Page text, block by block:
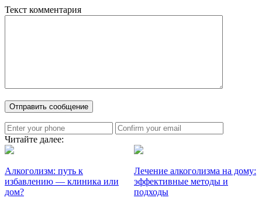
Текст комментария
Читайте далее:
Алкоголизм: путь к
избавлению — клиника или
дом?
Лечение алкоголизма на дому:
эффективные методы и
подходы